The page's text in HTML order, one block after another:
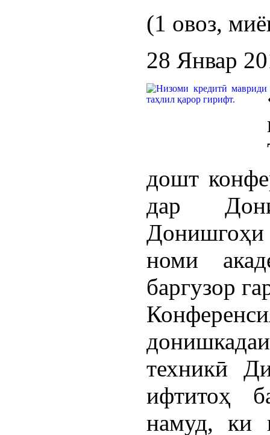
(1 овоз,
28 Январ
дошт
дар
Донишгоҳи
номи
баргузор
техникӣ
ифтитоҳ
намуд, ки